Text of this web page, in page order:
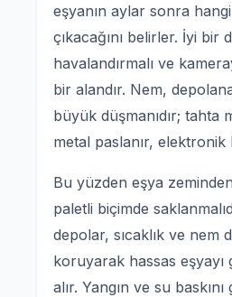
eşyanın aylar sonra
çıkacağını belirler. İyi bir
havalandırmalı ve
bir alandır. Nem,
büyük düşmanıdır; tahta
metal paslanır, elektronik
Bu yüzden eşya
paletli biçimde
depolar, sıcaklık ve nem
koruyarak hassas eşyayı
alır. Yangın ve su